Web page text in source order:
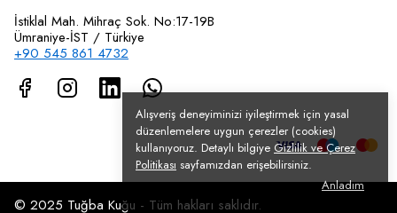
Alışveriş deneyiminizi iyileştirmek için yasal
düzenlemelere uygun çerezler (cookies)
kullanıyoruz. Detaylı bilgiye Gizlilik ve Çerez
Politikası sayfamızdan erişebilirsiniz.
Anladım
İstiklal Mah. Mihraç Sok. No:17-19B
Ümraniye-İST / Türkiye
+90 545 861 4732
© 2025 Tuğba Kuğu - Tüm hakları saklıdır.